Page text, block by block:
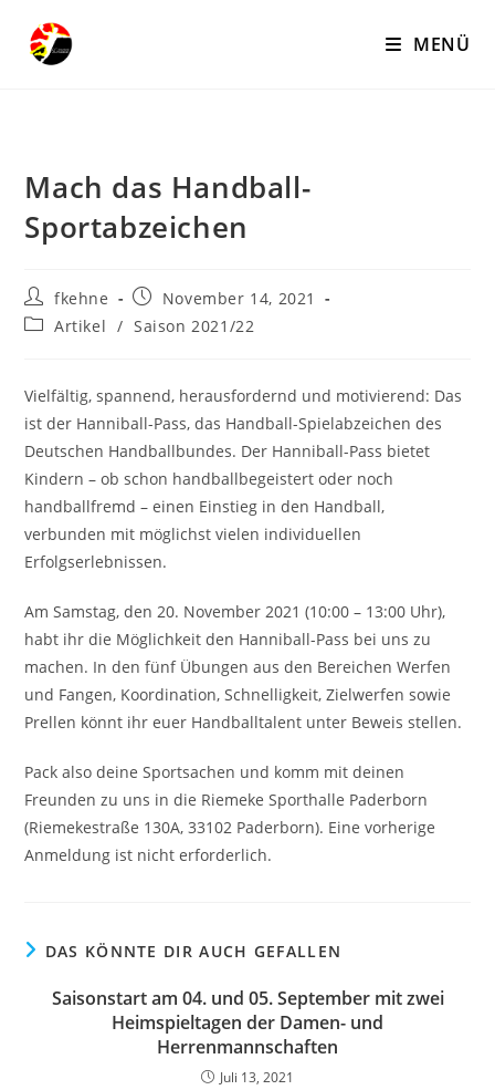
Inhalt
springen
MENÜ
Mach das Handball-
Sportabzeichen
Beitrags-
Autor:
fkehne
Beitrag
veröffentlicht:
November 14, 2021
Beitrags-
Artikel / Saison 2021/22
Vielfältig, spannend, herausfordernd und motivierend: Das
ist der Hanniball-Pass, das Handball-Spielabzeichen des
Deutschen Handballbundes. Der Hanniball-Pass bietet
Kindern – ob schon handballbegeistert oder noch
handballfremd – einen Einstieg in den Handball,
verbunden mit möglichst vielen individuellen
Erfolgserlebnissen.
Am Samstag, den 20. November 2021 (10:00 – 13:00 Uhr),
habt ihr die Möglichkeit den Hanniball-Pass bei uns zu
machen. In den fünf Übungen aus den Bereichen Werfen
und Fangen, Koordination, Schnelligkeit, Zielwerfen sowie
Prellen könnt ihr euer Handballtalent unter Beweis stellen.
Pack also deine Sportsachen und komm mit deinen
Freunden zu uns in die Riemeke Sporthalle Paderborn
(Riemekestraße 130A, 33102 Paderborn). Eine vorherige
Anmeldung ist nicht erforderlich.
DAS KÖNNTE DIR AUCH GEFALLEN
Saisonstart am 04. und 05. September mit zwei
Heimspieltagen der Damen- und
Herrenmannschaften
Juli 13, 2021